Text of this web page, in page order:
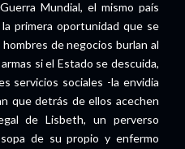
Mundial, el mismo país
primera oportunidad que se
de negocios burlan al
si el Estado se descuida,
servicios sociales -la envidia
que detrás de ellos acechen
de Lisbeth, un perverso
de su propio y enfermo